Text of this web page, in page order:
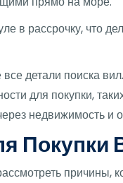
рассрочку, что
детали поиска
для покупки,
недвижимость
Покупки
причины,